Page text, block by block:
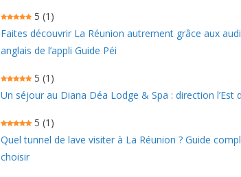
5 (1)
Faites découvrir La Réunion autrement grâce aux
anglais de l’appli Guide Péi
5 (1)
Un séjour au Diana Déa Lodge & Spa : direction l’Est
5 (1)
Quel tunnel de lave visiter à La Réunion ? Guide
choisir